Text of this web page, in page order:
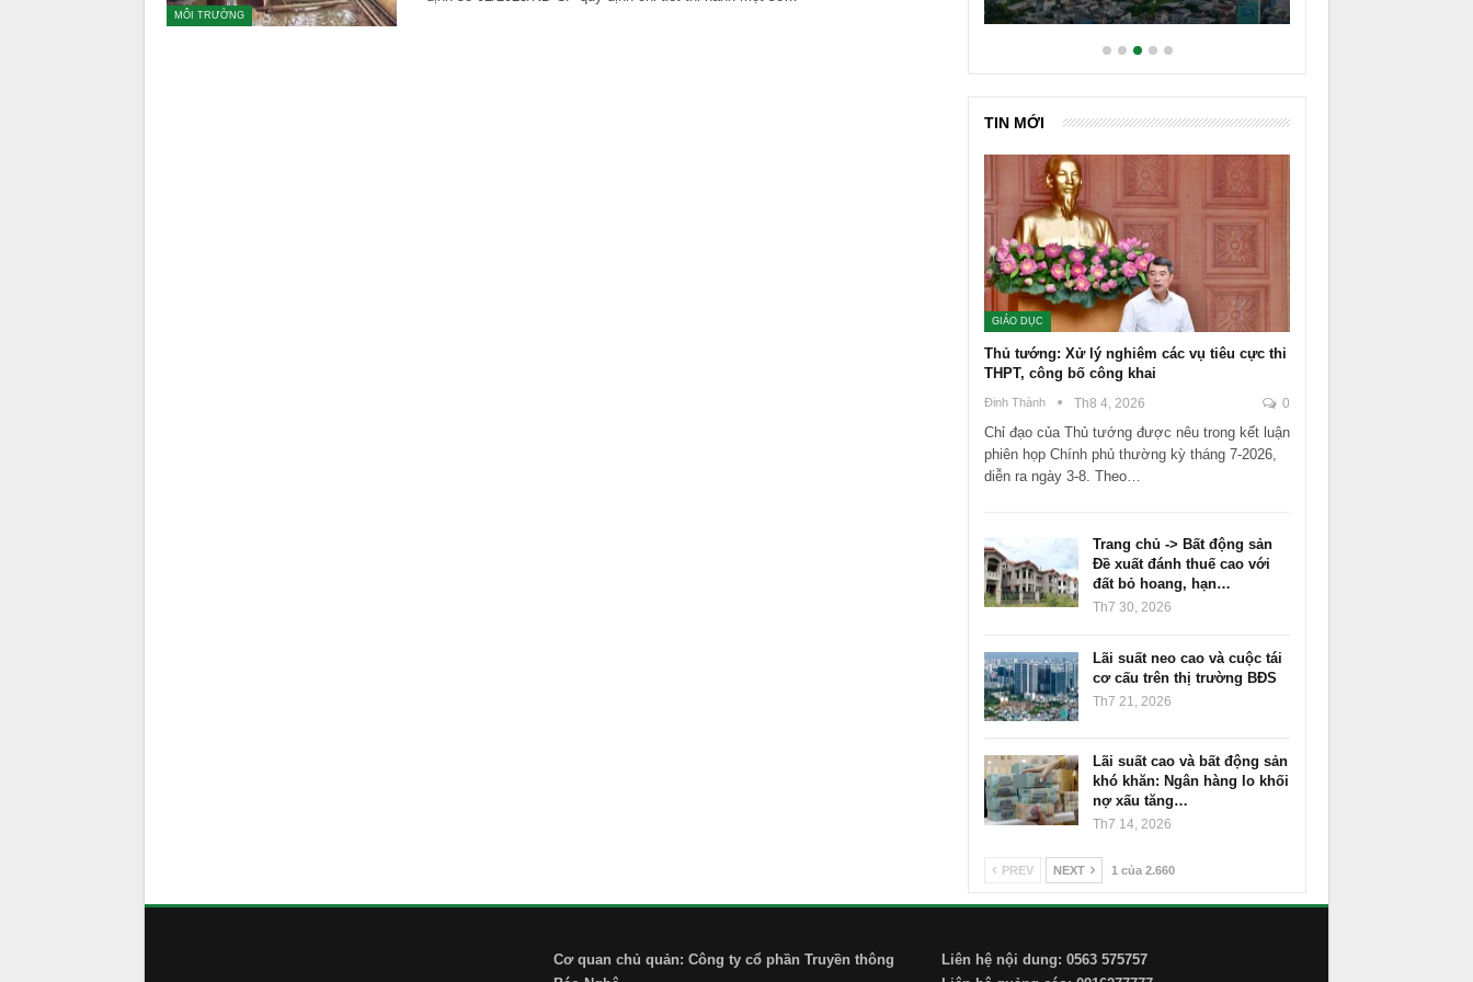
MÔI TRƯỜNG
TIN MỚI
GIÁO DỤC
Thủ tướng: Xử lý nghiêm các vụ tiêu cực thi
THPT, công bố công khai
Đinh Thành Th8 4, 2026 0
Chỉ đạo của Thủ tướng được nêu trong kết luận
phiên họp Chính phủ thường kỳ tháng 7-2026,
diễn ra ngày 3-8. Theo…
Trang chủ -> Bất động sản
Đề xuất đánh thuế cao với
đất bỏ hoang, hạn…
Th7 30, 2026
Lãi suất neo cao và cuộc tái
cơ cấu trên thị trường BĐS
Th7 21, 2026
Lãi suất cao và bất động sản
khó khăn: Ngân hàng lo khối
nợ xấu tăng…
Th7 14, 2026
PREV NEXT 1 của 2.660
Cơ quan chủ quản: Công ty cổ phần Truyền thông
Liên hệ nội dung: 0563 575757